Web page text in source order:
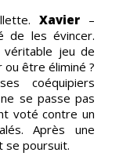
Xavier –
de les évincer.
véritable jeu de
être éliminé ?
coéquipiers
se passe pas
voté contre un
Après une
se poursuit.